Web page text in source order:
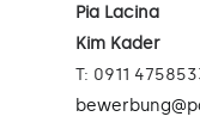
Pia Lacina
Kim Kader
T: 0911